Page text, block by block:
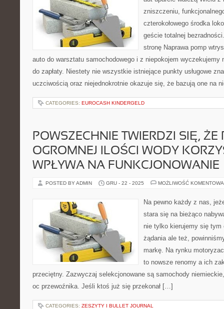
zniszczeniu,
czterokołowego środka
geście totalnej
stronę Naprawa pomp
auto do warsztatu samochodowego i z niepokojem wyczekujemy
do zapłaty. Niestety nie wszystkie istniejące punkty usługowe
uczciwością oraz niejednokrotnie okazuje się, że bazują one na
CATEGORIES: EUROCASH KINDERGELD
POWSZECHNIE TWIERDZI SIĘ, ŻE
OGROMNEJ ILOŚCI WODY
WPŁYWA NA FUNKCJONOWANIE
POSTED BY ADMIN GRU - 22 - 2025 MOŻLIWOŚĆ
Na pewno każdy z nas,
stara się na bieżąco
nie tylko kierujemy się tym
żądania ale też,
markę. Na rynku
to nowsze renomy a ich
przeciętny. Zazwyczaj selekcjonowane są samochody
oc przewoźnika. Jeśli ktoś już się przekonał […]
CATEGORIES: ZESZYTY I BULLET JOURNAL